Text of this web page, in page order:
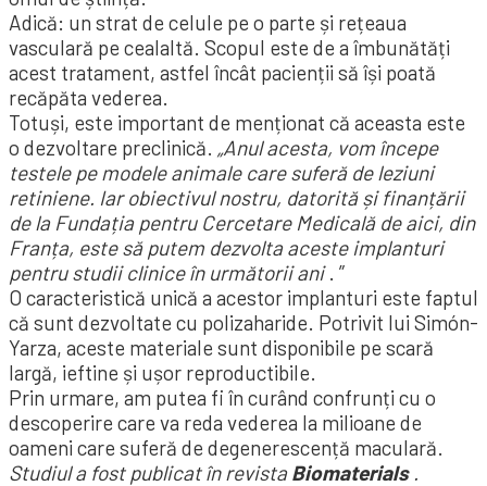
Adică: un strat de celule pe o parte și rețeaua
vasculară pe cealaltă. Scopul este de a îmbunătăți
acest tratament, astfel încât pacienții să își poată
recăpăta vederea.
Totuși, este important de menționat că aceasta este
o dezvoltare preclinică. „Anul acesta, vom începe
testele pe modele animale care suferă de leziuni
retiniene. Iar obiectivul nostru, datorită și finanțării
de la Fundația pentru Cercetare Medicală de aici, din
Franța, este să putem dezvolta aceste implanturi
pentru studii clinice în următorii ani. ”
O caracteristică unică a acestor implanturi este faptul
că sunt dezvoltate cu polizaharide. Potrivit lui Simón-
Yarza, aceste materiale sunt disponibile pe scară
largă, ieftine și ușor reproductibile.
Prin urmare, am putea fi în curând confrunți cu o
descoperire care va reda vederea la milioane de
oameni care suferă de degenerescență maculară.
Studiul a fost publicat în revistaBiomaterials.